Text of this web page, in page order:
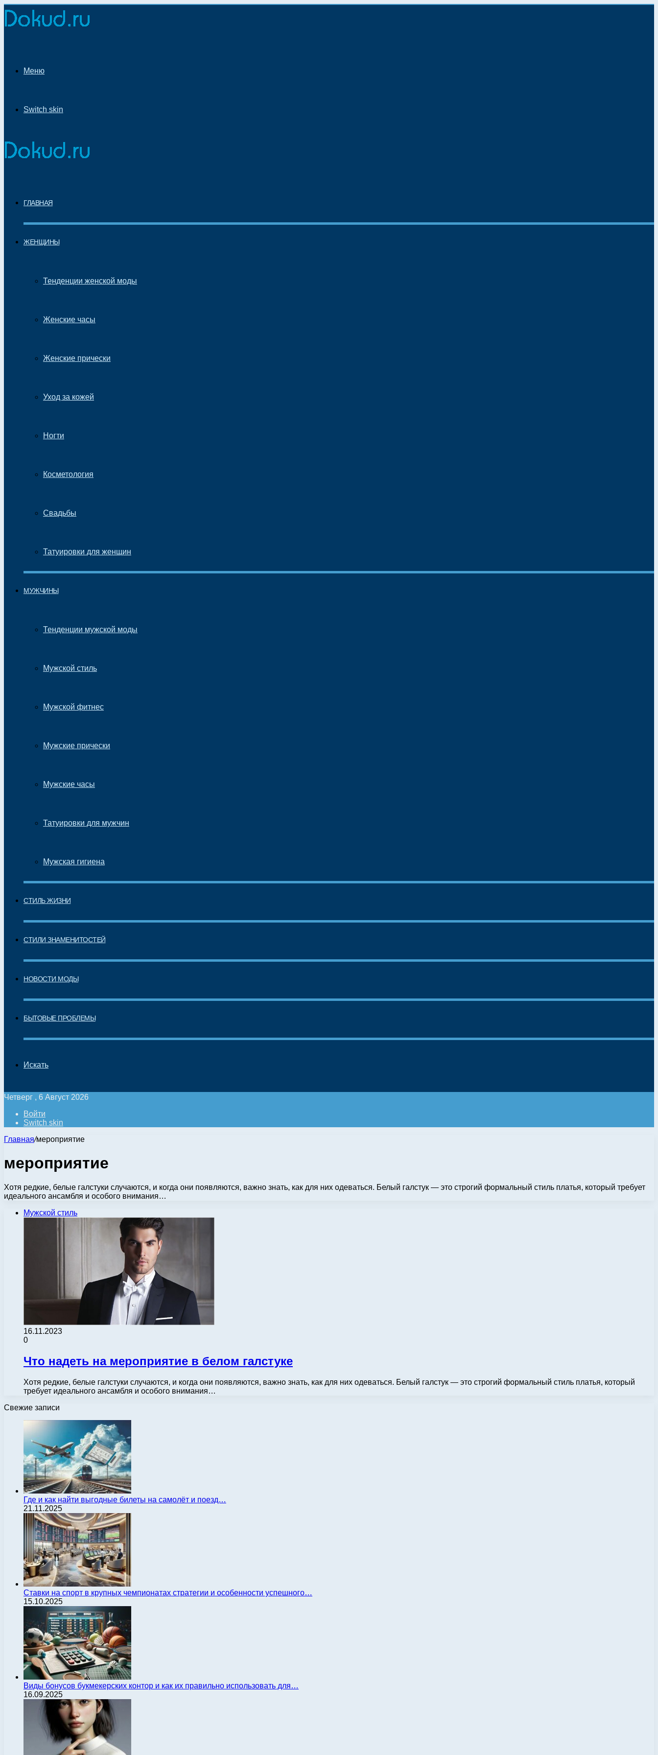
Меню
Switch skin
ГЛАВНАЯ
ЖЕНЩИНЫ
Тенденции женской моды
Женские часы
Женские прически
Уход за кожей
Ногти
Косметология
Свадьбы
Татуировки для женщин
МУЖЧИНЫ
Тенденции мужской моды
Мужской стиль
Мужской фитнес
Мужские прически
Мужские часы
Татуировки для мужчин
Мужская гигиена
СТИЛЬ ЖИЗНИ
СТИЛИ ЗНАМЕНИТОСТЕЙ
НОВОСТИ МОДЫ
БЫТОВЫЕ ПРОБЛЕМЫ
Искать
Четверг , 6 Август 2026
Войти
Switch skin
Главная/мероприятие
мероприятие
Хотя редкие, белые галстуки случаются, и когда они появляются, важно знать, как для них одеваться. Белый галстук — это строгий формальный стиль платья, который требует
идеального ансамбля и особого внимания…
Мужской стиль
16.11.2023
0
Что надеть на мероприятие в белом галстуке
Хотя редкие, белые галстуки случаются, и когда они появляются, важно знать, как для них одеваться. Белый галстук — это строгий формальный стиль платья, который
требует идеального ансамбля и особого внимания…
Свежие записи
Где и как найти выгодные билеты на самолёт и поезд…
21.11.2025
Ставки на спорт в крупных чемпионатах стратегии и особенности успешного…
15.10.2025
Виды бонусов букмекерских контор и как их правильно использовать для…
16.09.2025